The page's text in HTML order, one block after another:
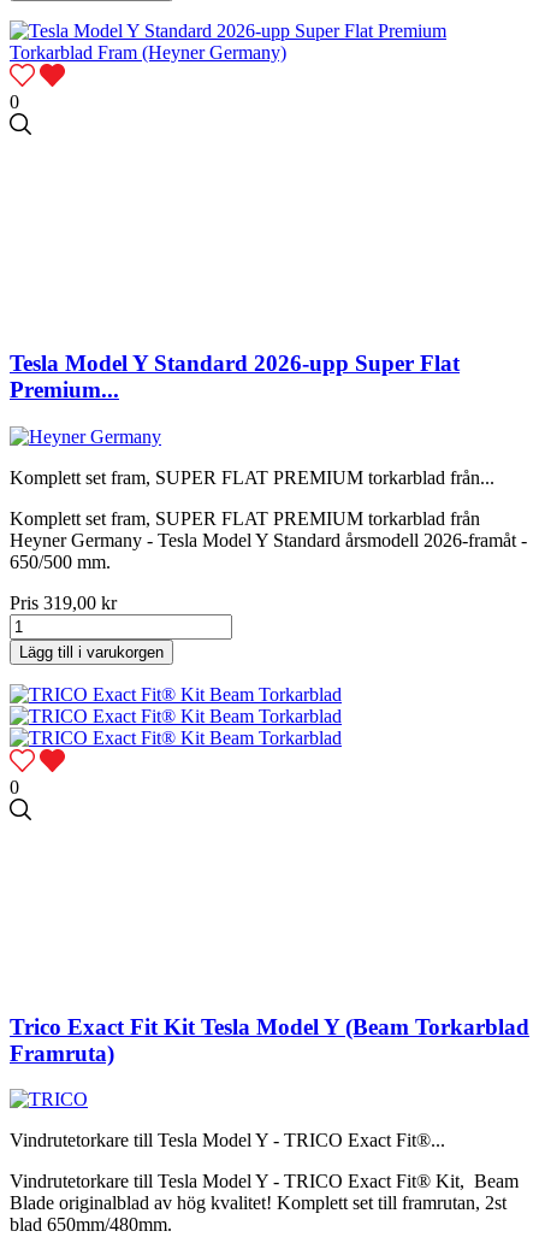
0
Tesla Model Y Standard 2026-upp Super Flat
Premium...
Komplett set fram, SUPER FLAT PREMIUM torkarblad från...
Komplett set fram, SUPER FLAT PREMIUM torkarblad från
Heyner Germany - Tesla Model Y Standard årsmodell 2026-framåt -
650/500 mm.
Pris 319,00 kr
Lägg till i varukorgen
0
Trico Exact Fit Kit Tesla Model Y (Beam Torkarblad
Framruta)
Vindrutetorkare till Tesla Model Y - TRICO Exact Fit®...
Vindrutetorkare till Tesla Model Y - TRICO Exact Fit® Kit, Beam
Blade originalblad av hög kvalitet! Komplett set till framrutan, 2st
blad 650mm/480mm.